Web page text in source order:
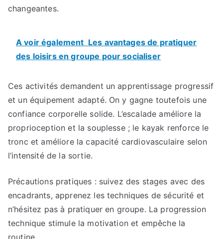
changeantes.
A voir également Les avantages de pratiquer
des loisirs en groupe pour socialiser
Ces activités demandent un apprentissage progressif
et un équipement adapté. On y gagne toutefois une
confiance corporelle solide. L’escalade améliore la
proprioception et la souplesse ; le kayak renforce le
tronc et améliore la capacité cardiovasculaire selon
l’intensité de la sortie.
Précautions pratiques : suivez des stages avec des
encadrants, apprenez les techniques de sécurité et
n’hésitez pas à pratiquer en groupe. La progression
technique stimule la motivation et empêche la
routine.